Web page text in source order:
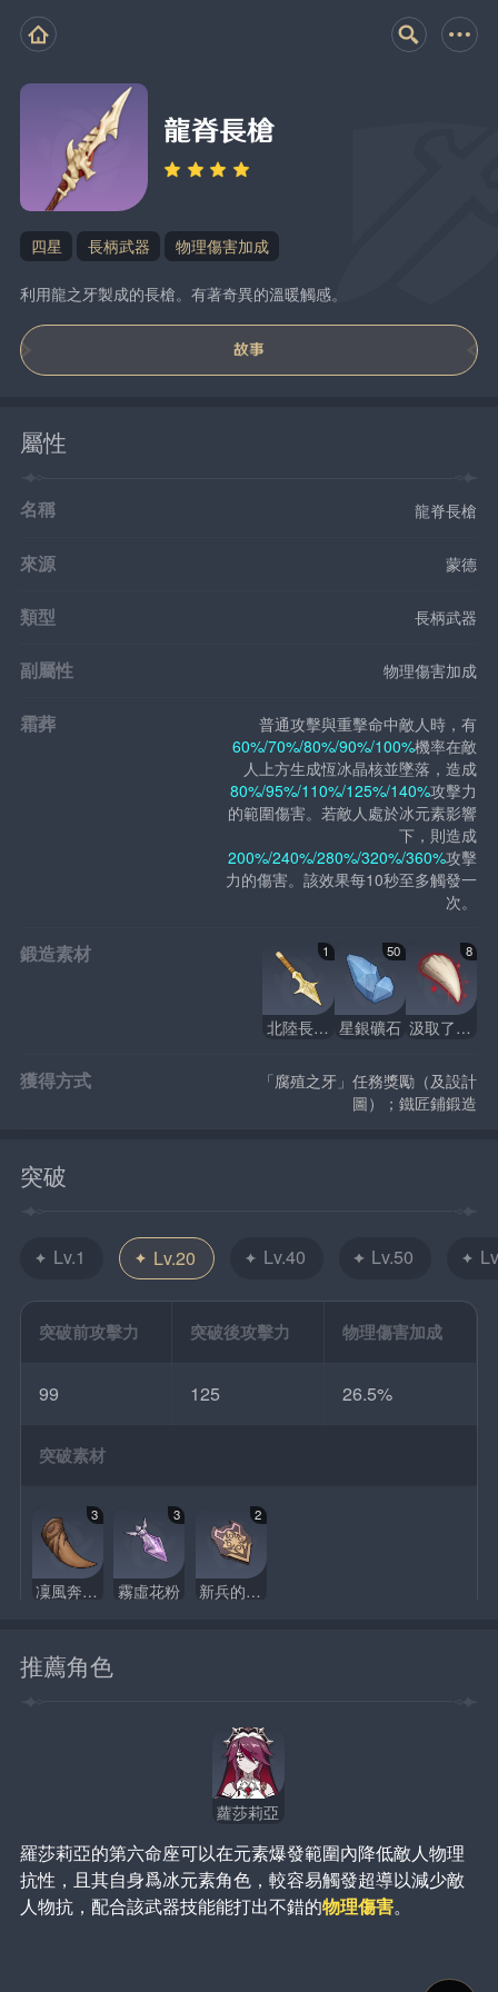
龍脊長槍
四星 長柄武器 物理傷害加成
利用龍之牙製成的長槍。有著奇異的溫暖觸感。
故事
屬性
名稱 龍脊長槍
來源 蒙德
類型 長柄武器
副屬性 物理傷害加成
霜葬
普通攻擊與重擊命中敵人時，有
60%/70%/80%/90%/100%機率在敵
人上方生成恆冰晶核並墜落，造成
80%/95%/110%/125%/140%攻擊力
的範圍傷害。若敵人處於冰元素影響
下，則造成
200%/240%/280%/320%/360%攻擊
力的傷害。該效果每10秒至多觸發一
次。
鍛造素材 1
北陸長柄武器原胚
50
星銀礦石
8
汲取了生命力的龍牙
獲得方式
「腐殖之牙」任務獎勵（及設計
圖）；鐵匠鋪鍛造
突破
Lv.1 Lv.20 Lv.40 Lv.50
突破前攻擊力 突破後攻擊力 物理傷害加成
99 125 26.5%
突破素材
3
凜風奔狼的始齔
3
霧虛花粉
2
新兵的徽記
推薦角色
蘿莎莉亞
羅莎莉亞的第六命座可以在元素爆發範圍內降低敵人物理
抗性，且其自身爲冰元素角色，較容易觸發超導以減少敵
人物抗，配合該武器技能能打出不錯的物理傷害。